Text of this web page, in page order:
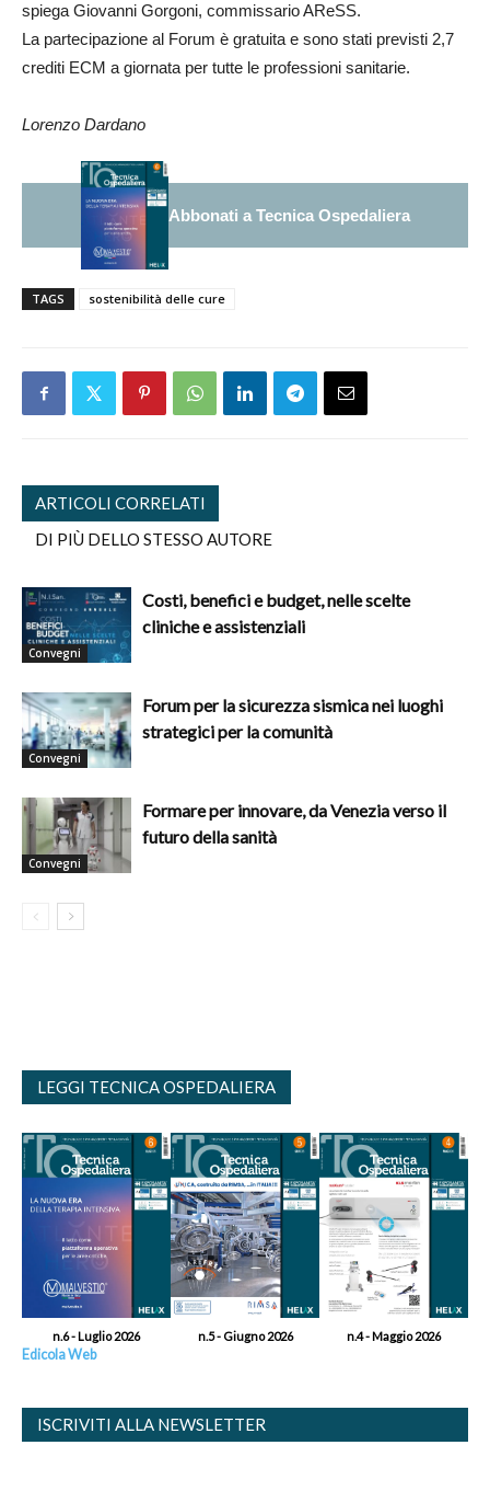
spiega Giovanni Gorgoni, commissario AReSS.
La partecipazione al Forum è gratuita e sono stati previsti 2,7
crediti ECM a giornata per tutte le professioni sanitarie.
Lorenzo Dardano
Abbonati a Tecnica Ospedaliera
TAGS sostenibilità delle cure
ARTICOLI CORRELATI
DI PIÙ DELLO STESSO AUTORE
Convegni
Costi, benefici e budget, nelle scelte
cliniche e assistenziali
Convegni
Forum per la sicurezza sismica nei luoghi
strategici per la comunità
Convegni
Formare per innovare, da Venezia verso il
futuro della sanità
LEGGI TECNICA OSPEDALIERA
n.6 - Luglio 2026 n.5 - Giugno 2026 n.4 - Maggio 2026
Edicola Web
ISCRIVITI ALLA NEWSLETTER